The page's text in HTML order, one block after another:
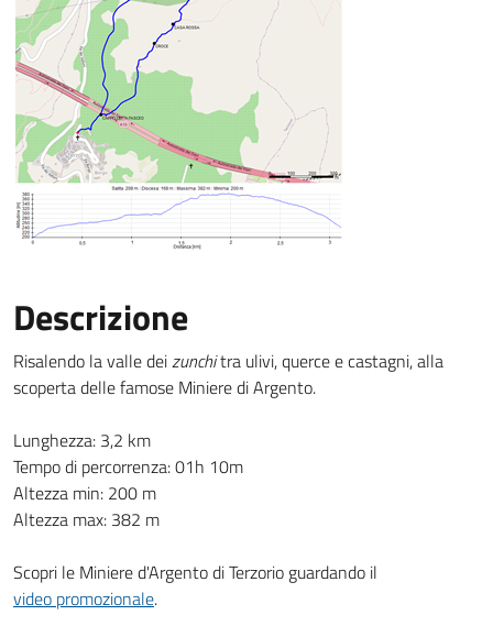
Descrizione
Risalendo la valle deizunchitra ulivi, querce e castagni, alla
scoperta delle famose Miniere di Argento.
Lunghezza: 3,2 km
Tempo di percorrenza: 01h 10m
Altezza min: 200 m
Altezza max: 382 m
Scopri le Miniere d'Argento di Terzorio guardando il
video promozionale.